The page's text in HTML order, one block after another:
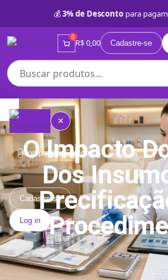
💰3% de Desconto para
0
R$ 0,00 Cadastre-se
×
≡Compre por Categorias
Quem
somos
Lojas
Próprias
BD
Categorias
Cadastre-se
Log in
O Impacto
Dos